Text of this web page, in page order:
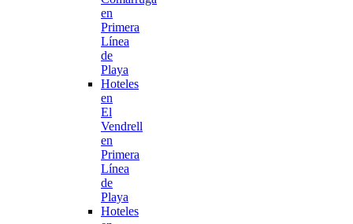
en
Primera
Línea
de
Playa
Hoteles
en
El
Vendrell
en
Primera
Línea
de
Playa
Hoteles